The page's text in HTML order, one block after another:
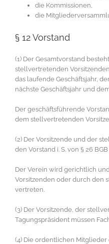
die Kommissionen,
die
§ 12 Vorstand
(1) Der Gesamtvorstand
stellvertretenden
das laufende Geschäftsjahr,
nächste Geschäftsjahr und
Der geschäftsführende
dem stellvertretenden
(2) Der Vorsitzende und der
den Vorstand i. S. von § 26
Der Verein wird gerichtlich
Vorsitzenden oder durch den
vertreten.
(3) Der Vorsitzende, der
Tagungspräsident müssen
(4) Die ordentlichen